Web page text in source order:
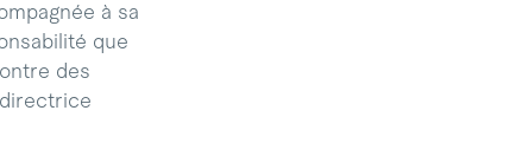
à sa
que
des